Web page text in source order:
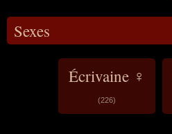
Sexes
Écrivaine ♀
(226)